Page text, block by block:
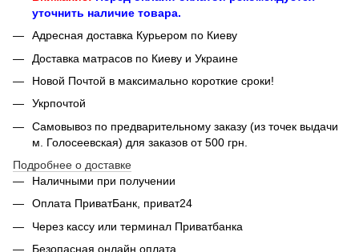
уточнить наличие товара.
Адресная доставка Курьером по Киеву
Доставка матрасов по Киеву и Украине
Новой Почтой в максимально короткие сроки!
Укрпочтой
Самовывоз по предварительному заказу (из точек выдачи
м. Голосеевская) для заказов от 500 грн.
Подробнее о доставке
Наличными при получении
Оплата ПриватБанк, приват24
Через кассу или терминал Приватбанка
Безопасная онлайн оплата